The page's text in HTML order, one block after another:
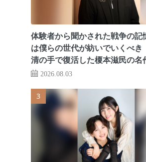
体験者から聞かされた戦争の記
は僕らの世代が紡いでいくべ
清の手で復活した榎本滋民の名
2026.08.03